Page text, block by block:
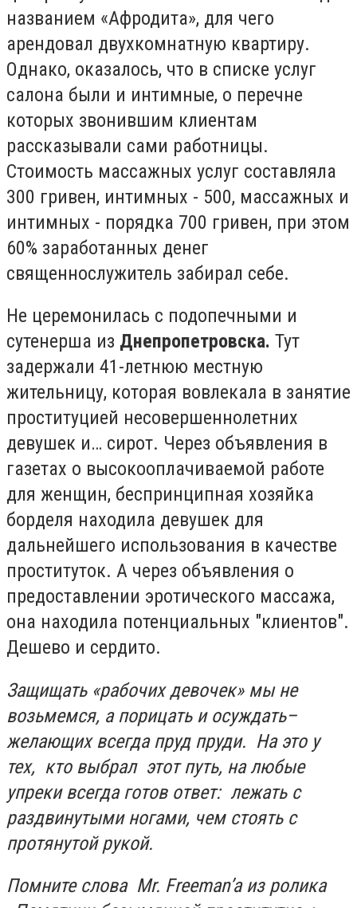
названием «Афродита», для чего
арендовал двухкомнатную квартиру.
Однако, оказалось, что в списке услуг
салона были и интимные, о перечне
которых звонившим клиентам
рассказывали сами работницы.
Стоимость массажных услуг составляла
300 гривен, интимных - 500, массажных и
интимных - порядка 700 гривен, при этом
60% заработанных денег
священнослужитель забирал себе.
Не церемонилась с подопечными и
сутенерша из Днепропетровска. Тут
задержали 41-летнюю местную
жительницу, которая вовлекала в занятие
проституцией несовершеннолетних
девушек и… сирот. Через объявления в
газетах о высокооплачиваемой работе
для женщин, беспринципная хозяйка
борделя находила девушек для
дальнейшего использования в качестве
проституток. А через объявления о
предоставлении эротического массажа,
она находила потенциальных "клиентов".
Дешево и сердито.
Защищать «рабочих девочек» мы не
возьмемся, а порицать и осуждать–
желающих всегда пруд пруди. На это у
тех, кто выбрал этот путь, на любые
упреки всегда готов ответ: лежать с
раздвинутыми ногами, чем стоять с
протянутой рукой.
Помните слова Mr. Freeman’aиз ролика